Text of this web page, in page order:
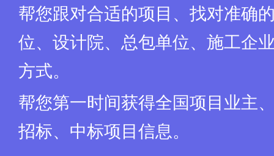
帮您跟对合适的项目、找对准确
位、设计院、总包单位、施工企
方式。
帮您第一时间获得全国项目业主
招标、中标项目信息。